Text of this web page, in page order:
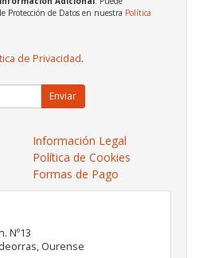
Protección de Datos en nuestra Política
de Privacidad.
Enviar
Información Legal
Política de Cookies
Formas de Pago
Nº13
, Ourense